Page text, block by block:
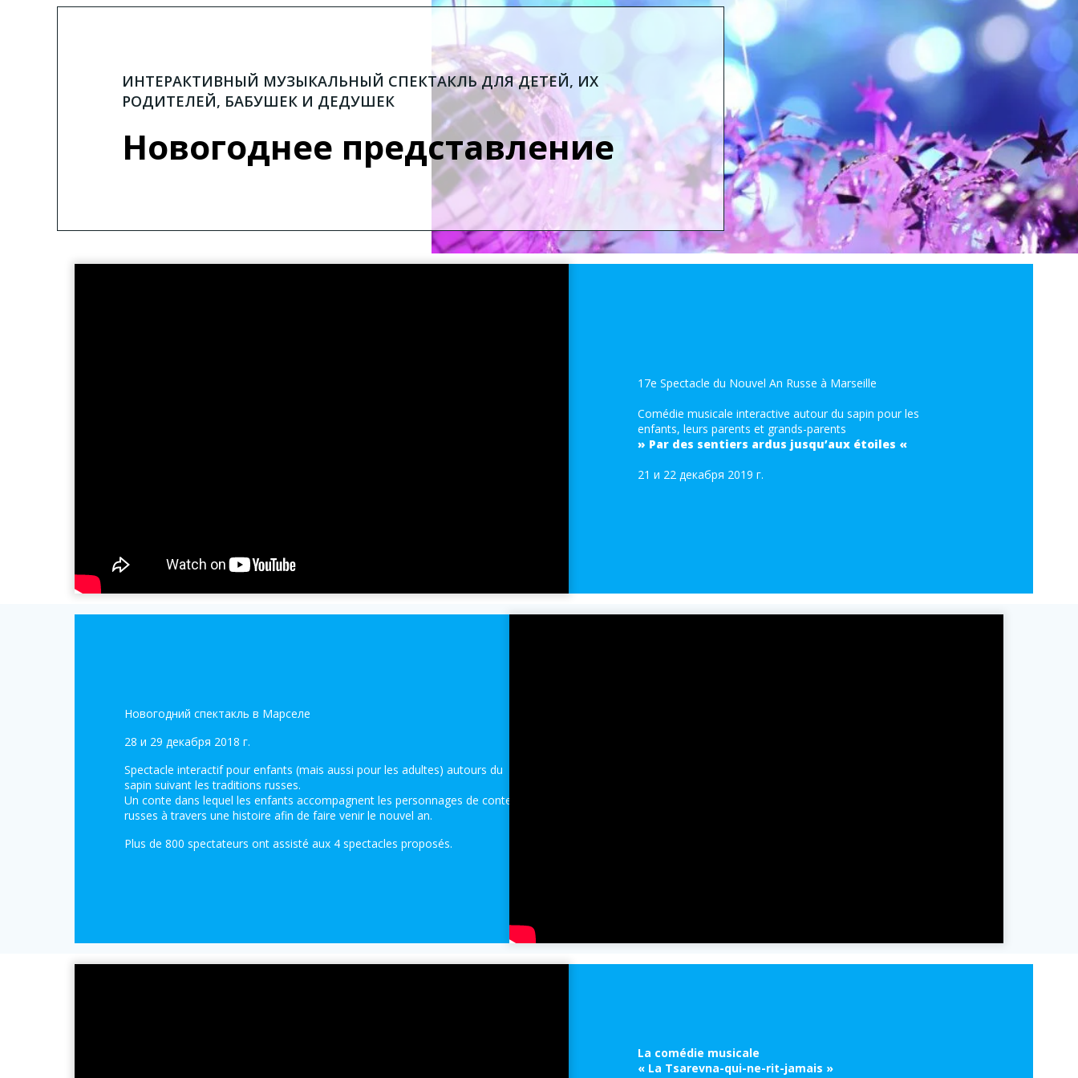
ИНТЕРАКТИВНЫЙ МУЗЫКАЛЬНЫЙ СПЕКТАКЛЬ ДЛЯ ДЕТЕЙ, ИХ
РОДИТЕЛЕЙ, БАБУШЕК И ДЕДУШЕК
Новогоднее представление
17e Spectacle du Nouvel An Russe à Marseille
Comédie musicale interactive autour du sapin pour les
enfants, leurs parents et grands-parents
» Par des sentiers ardus jusqu’aux étoiles «
21 и 22 декабря 2019 г.
Новогодний спектакль в Марселе
28 и 29 декабря 2018 г.
Spectacle interactif pour enfants (mais aussi pour les adultes) autours du
sapin suivant les traditions russes.
Un conte dans lequel les enfants accompagnent les personnages de contes
russes à travers une histoire afin de faire venir le nouvel an.
Plus de 800 spectateurs ont assisté aux 4 spectacles proposés.
La comédie musicale
« La Tsarevna-qui-ne-rit-jamais »